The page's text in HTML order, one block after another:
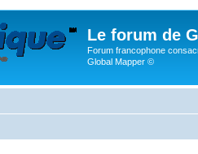
Le forum de
Forum francophone
Global Mapper ©